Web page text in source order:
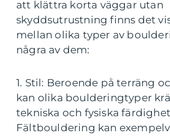
att klättra korta väggar utan
skyddsutrustning finns det
mellan olika typer av
några av dem:
1. Stil: Beroende på terräng
kan olika boulderingtyper
tekniska och fysiska
Fältbouldering kan